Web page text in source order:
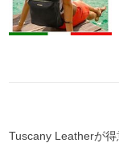
Tuscany Leatherが得